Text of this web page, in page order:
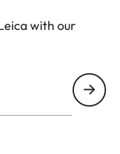
with our